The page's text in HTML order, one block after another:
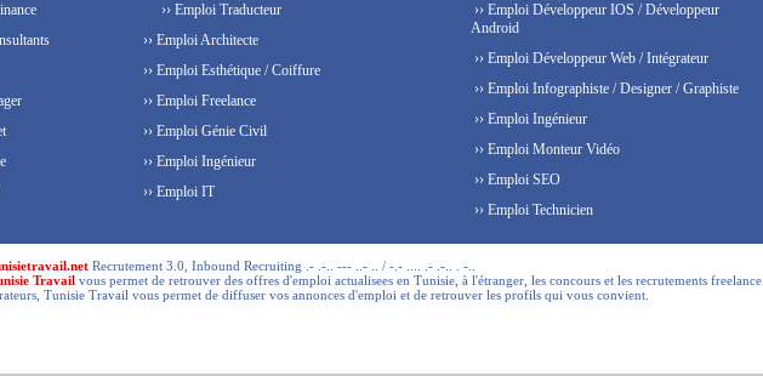
›› Emploi Traducteur
›› Emploi Architecte
›› Emploi Esthétique / Coiffure
›› Emploi Freelance
›› Emploi Génie Civil
›› Emploi Ingénieur
›› Emploi IT
›› Emploi Développeur IOS / Développeur
Android
›› Emploi Développeur Web / Intégrateur
›› Emploi Infographiste / Designer / Graphiste
›› Emploi Ingénieur
›› Emploi Monteur Vidéo
›› Emploi SEO
›› Emploi Technicien
Recrutement 3.0, Inbound Recruiting .- .-.. --- ..- .. / -.- .... .- .-.. . -..
Travail vous permet de retrouver des offres d'emploi actualisees en Tunisie, à l'étranger, les concours et les recrutements freelance.
Tunisie Travail vous permet de diffuser vos annonces d'emploi et de retrouver les profils qui vous convient.